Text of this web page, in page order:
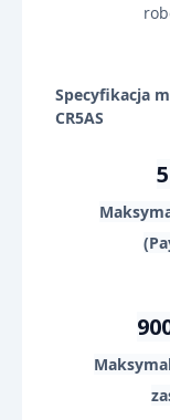
Specyfikacja
CR5AS
5